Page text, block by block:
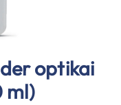
optikai
ml)